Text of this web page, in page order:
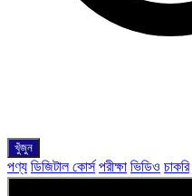
খুঁজুন
পণ্য ডিজিটাল কোর্স পরীক্ষা ভিডিও চাকরি